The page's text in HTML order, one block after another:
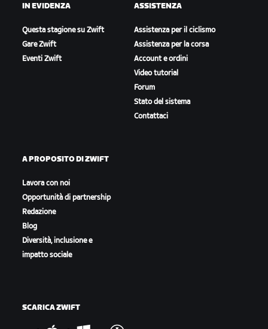
IN EVIDENZA
Questa stagione su Zwift
Gare Zwift
Eventi Zwift
ASSISTENZA
Assistenza per il ciclismo
Assistenza per la corsa
Account e ordini
Video tutorial
Forum
Stato del sistema
Contattaci
A PROPOSITO DI ZWIFT
Lavora con noi
Opportunità di partnership
Redazione
Blog
Diversità, inclusione e
impatto sociale
SCARICA ZWIFT